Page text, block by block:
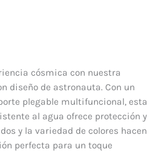
cósmica con nuestra
diseño de astronauta. Con un
plegable multifuncional, esta
al agua ofrece protección y
y la variedad de colores hacen
perfecta para un toque